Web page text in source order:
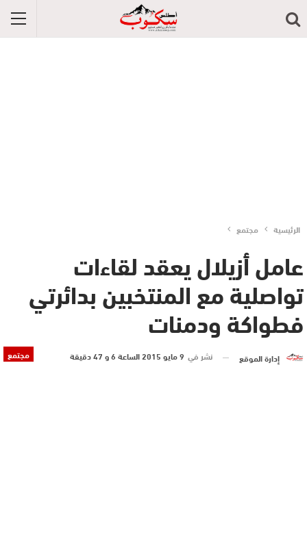
الرئيسية مجتمع
عامل أزيلال يعقد لقاءات
تواصلية مع المنتخبين بدائرتي
فطواكة ودمنات
مجتمع إدارة الموقع نشر في 9 مايو 2015 الساعة 6 و 47 دقيقة